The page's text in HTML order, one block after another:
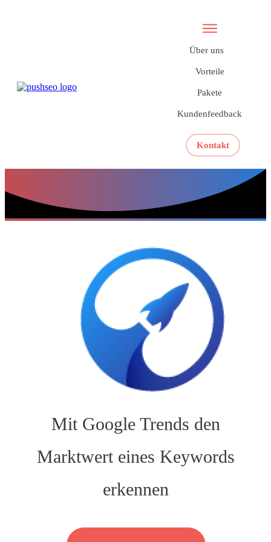
Über uns
Vorteile
Pakete
Kundenfeedback
Kontakt
Missioncontrol
Mit Google Trends den
Marktwert eines Keywords
erkennen